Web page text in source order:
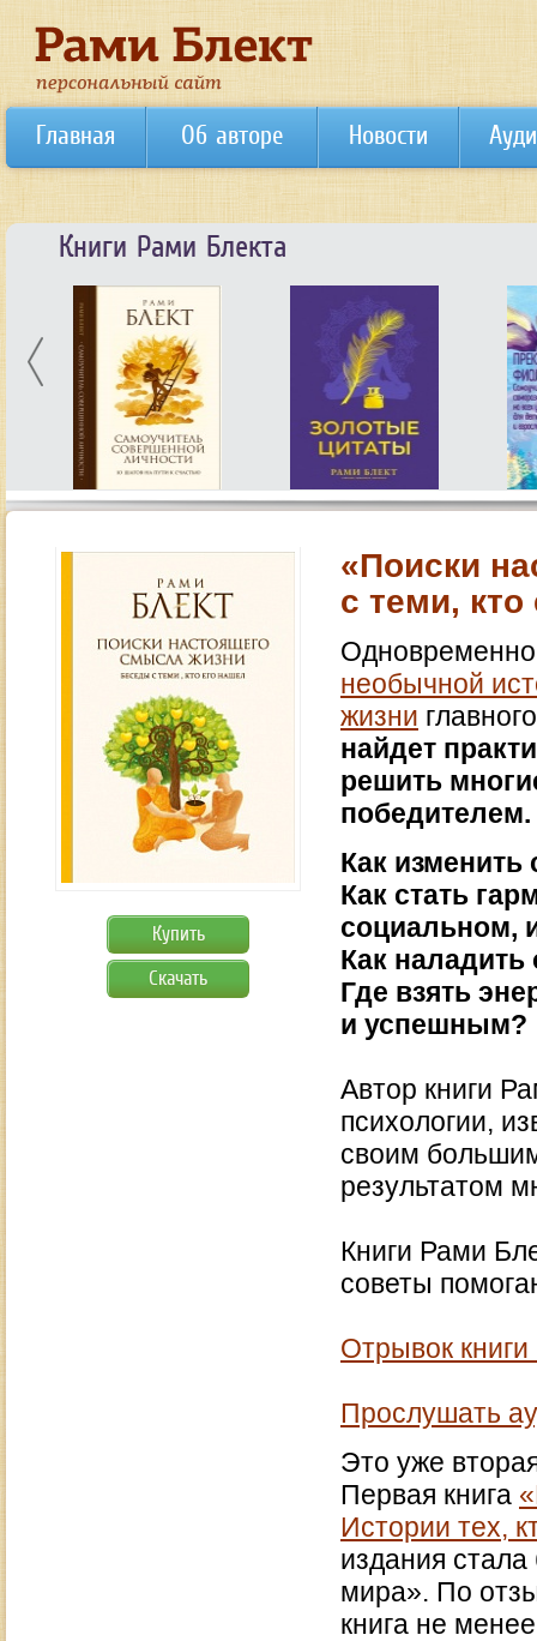
Главная Об авторе Новости
Книги Рами Блекта
Купить
Скачать
«Поиски
с теми,
Одновременно
необычной
жизни
найдет
решить
победителем.
Как
Как стать
социальном,
Как наладить
Где взять
и успешным?
Автор книги
психологии,
своим
результатом
Книги Рами
советы
Отрывок
Прослушать
Это уже
Первая книга
Истории тех,
издания
мира». По
книга не